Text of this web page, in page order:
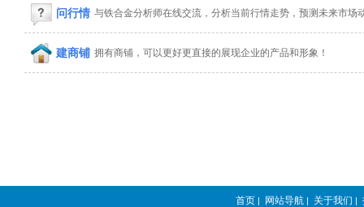
问行情 与铁合金分析师在线交流，分析当前行情走势，预测未来市场
建商铺 拥有商铺，可以更好更直接的展现企业的产品和形象！
首页 | 网站导航 | 关于我们 |